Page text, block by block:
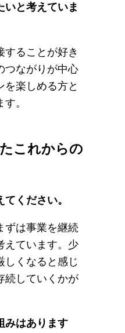
と考えていま
することが好き
つながりが中心
を楽しめる方と
。
これからの
ください。
ずは事業を継続
えています。少
しくなると感じ
続していくかが
はあります